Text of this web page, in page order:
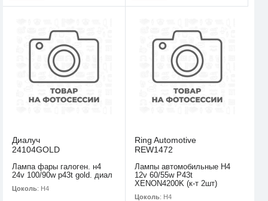
Диалуч
24104GOLD
Лампа фары галоген. н4
24v 100/90w p43t gold. диал
Цоколь: H4
Ring Automotive
REW1472
Лампы автомобильные H4
12v 60/55w P43t
XENON4200K (к-т 2шт)
Цоколь: H4